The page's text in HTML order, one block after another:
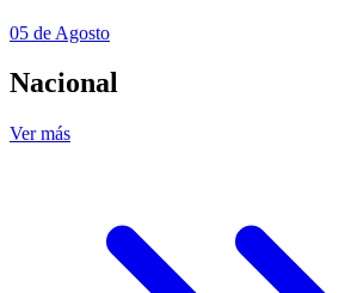
05 de Agosto
Nacional
Ver más